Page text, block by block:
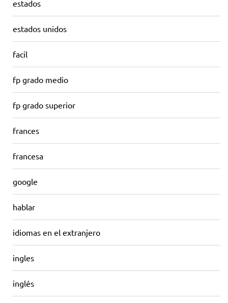
estados
estados unidos
facil
fp grado medio
fp grado superior
frances
francesa
google
hablar
idiomas en el extranjero
ingles
inglés